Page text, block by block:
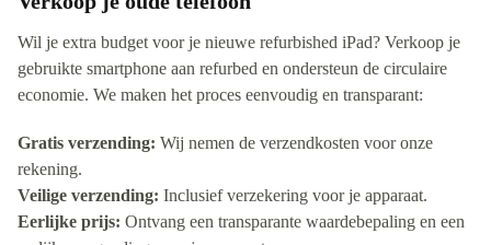
Wil je extra budget voor je nieuwe refurbished iPad? Verkoop je
gebruikte smartphone aan refurbed en ondersteun de circulaire
economie. We maken het proces eenvoudig en transparant:
Gratis verzending: Wij nemen de verzendkosten voor onze
rekening.
Veilige verzending: Inclusief verzekering voor je apparaat.
Eerlijke prijs: Ontvang een transparante waardebepaling en een